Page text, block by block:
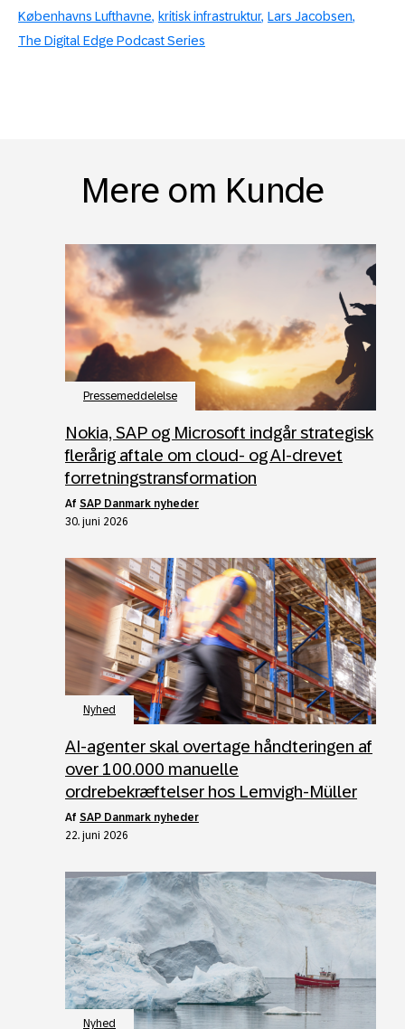
Københavns Lufthavne
kritisk infrastruktur Lars Jacobsen
The Digital Edge Podcast Series
Mere om Kunde
Pressemeddelelse
Nokia, SAP og Microsoft indgår strategisk
flerårig aftale om cloud- og AI-drevet
forretningstransformation
af SAP Danmark nyheder
30. juni 2026
Nyhed
AI‑agenter skal overtage håndteringen af
over 100.000 manuelle
ordrebekræftelser hos Lemvigh‑Müller
af SAP Danmark nyheder
22. juni 2026
Nyhed